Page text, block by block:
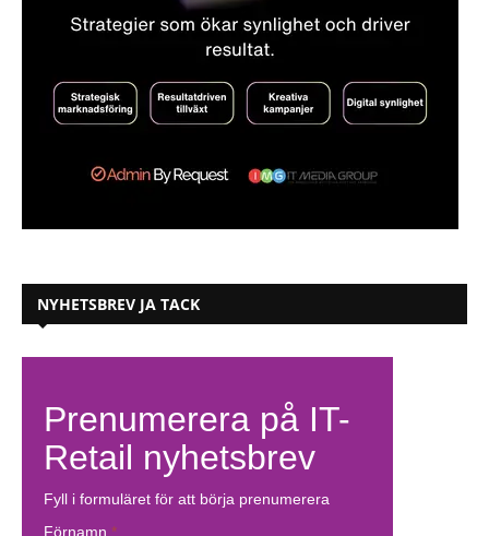
NYHETSBREV JA TACK